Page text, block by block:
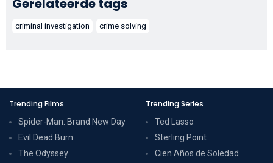
Gerelateerde tags
criminal investigation crime solving
Trending Films
Spider-Man: Brand New Day
Evil Dead Burn
The Odyssey
Trending Series
Ted Lasso
Sterling Point
Cien Años de Soledad